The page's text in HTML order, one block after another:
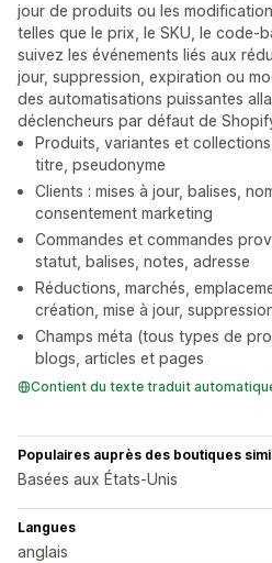
jour de produits ou les
telles que le prix, le SKU, le code-
suivez les événements liés aux
jour, suppression, expiration ou
des automatisations puissantes
déclencheurs par défaut de
Produits, variantes et
titre, pseudonyme
Clients : mises à jour, balises,
consentement marketing
Commandes et commandes
statut, balises, notes, adresse
Réductions, marchés,
création, mise à jour,
Champs méta (tous types de
blogs, articles et pages
Contient du texte traduit
Populaires auprès des boutiques
Basées aux États-Unis
Langues
anglais